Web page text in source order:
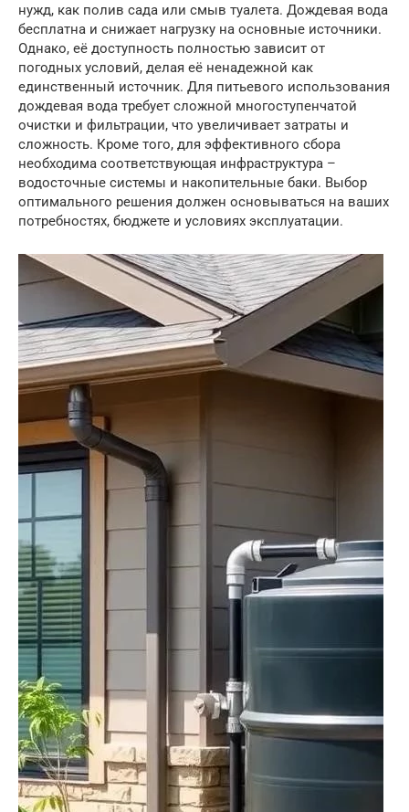
нужд, как полив сада или смыв туалета. Дождевая вода
бесплатна и снижает нагрузку на основные источники.
Однако, её доступность полностью зависит от
погодных условий, делая её ненадежной как
единственный источник. Для питьевого использования
дождевая вода требует сложной многоступенчатой
очистки и фильтрации, что увеличивает затраты и
сложность. Кроме того, для эффективного сбора
необходима соответствующая инфраструктура –
водосточные системы и накопительные баки. Выбор
оптимального решения должен основываться на ваших
потребностях, бюджете и условиях эксплуатации.